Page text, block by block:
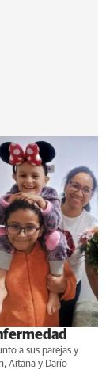
a sus parejas y
Aitana y Darío